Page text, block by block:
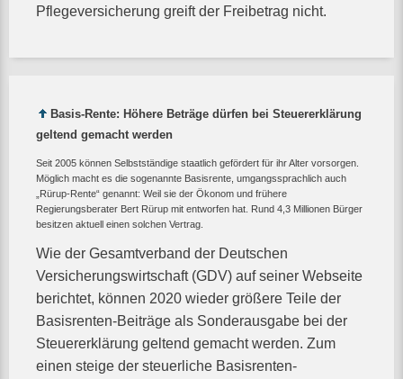
Pflegeversicherung greift der Freibetrag nicht.
Basis-Rente: Höhere Beträge dürfen bei Steuererklärung
geltend gemacht werden
Seit 2005 können Selbstständige staatlich gefördert für ihr Alter vorsorgen.
Möglich macht es die sogenannte Basisrente, umgangssprachlich auch
„Rürup-Rente“ genannt: Weil sie der Ökonom und frühere
Regierungsberater Bert Rürup mit entworfen hat. Rund 4,3 Millionen Bürger
besitzen aktuell einen solchen Vertrag.
Wie der Gesamtverband der Deutschen
Versicherungswirtschaft (GDV) auf seiner Webseite
berichtet, können 2020 wieder größere Teile der
Basisrenten-Beiträge als Sonderausgabe bei der
Steuererklärung geltend gemacht werden. Zum
einen steige der steuerliche Basisrenten-